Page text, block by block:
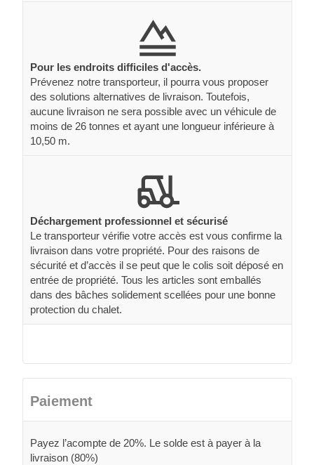
Pour les endroits difficiles d'accès.
Prévenez notre transporteur, il pourra vous proposer
des solutions alternatives de livraison. Toutefois,
aucune livraison ne sera possible avec un véhicule de
moins de 26 tonnes et ayant une longueur inférieure à
10,50 m.
Déchargement professionnel et sécurisé
Le transporteur vérifie votre accès est vous confirme la
livraison dans votre propriété. Pour des raisons de
sécurité et d’accès il se peut que le colis soit déposé en
entrée de propriété. Tous les articles sont emballés
dans des bâches solidement scellées pour une bonne
protection du chalet.
Paiement
Payez l’acompte de 20%. Le solde est à payer à la
livraison (80%)